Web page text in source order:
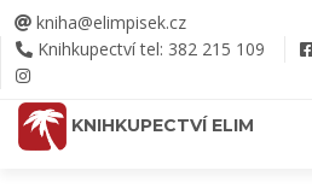
kniha@elimpisek.cz
Knihkupectví tel: 382 215 109
KNIHKUPECTVÍ ELIM